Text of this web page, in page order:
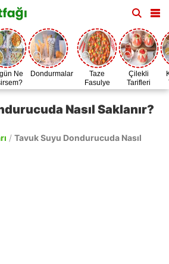
Ne
Dondurmalar
Taze
Fasulye
Zamanı
Çilekli
Tarifleri
Nasıl Saklanır?
/ Tavuk Suyu Dondurucuda Nasıl